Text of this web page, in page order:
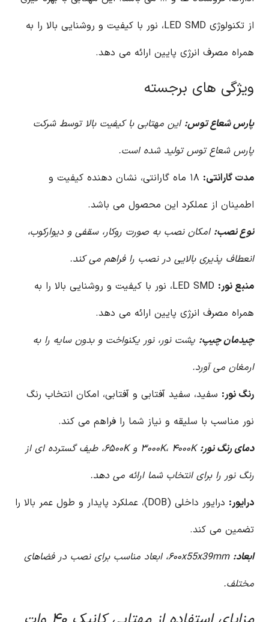
از تکنولوژی LED SMD، نور با کیفیت و روشنایی بالا را به
همراه مصرف انرژی پایین ارائه می دهد.
ویژگی های برجسته
پارس شعاع توس: این مهتابی با کیفیت بالا توسط شرکت
پارس شعاع توس تولید شده است.
مدت گارانتی:
۱۸ ماه گارانتی، نشان دهنده کیفیت و
اطمینان از عملکرد این محصول می باشد.
نوع نصب: امکان نصب به صورت روکار، سقفی و دیوارکوب،
انعطاف پذیری بالایی در نصب را فراهم می کند.
منبع نور:
LED SMD، نور با کیفیت و روشنایی بالا را به
همراه مصرف انرژی پایین ارائه می دهد.
چیدمان چیپ: پشت نور، نور یکنواخت و بدون سایه را به
ارمغان می آورد.
رنگ نور: سفید، سفید آفتابی و آفتابی، امکان انتخاب رنگ
نور مناسب با سلیقه و نیاز شما را فراهم می کند.
دمای رنگ نور:
۳۰۰۰K، ۴۰۰۰K و ۶۵۰۰K، طیف گسترده ای از
رنگ نور را برای انتخاب شما ارائه می دهد.
درایور:
درایور داخلی (DOB)، عملکرد پایدار و طول عمر بالا را
تضمین می کند.
ابعاد:
۶۰۰x55x39mm، ابعاد مناسب برای نصب در فضاهای
مختلف.